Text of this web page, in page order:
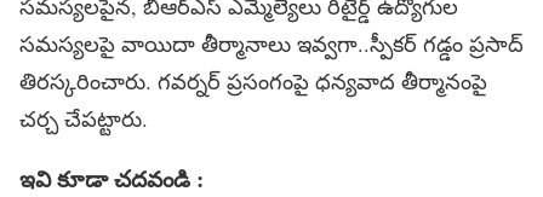
సమస్యలపై వాయిదా తీర్మానాలు ఇవ్వగా..స్పీకర్ గడ్డం ప్రసాద్
తిరస్కరించారు. గవర్నర్ ప్రసంగంపై ధన్యవాద తీర్మానంపై
చర్చ చేపట్టారు.
ఇవి కూడా చదవండి :